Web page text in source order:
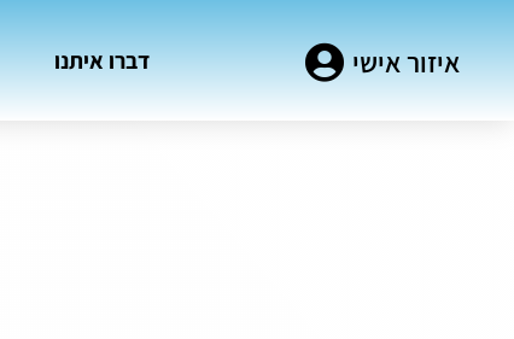
דברו איתנו איזור אישי